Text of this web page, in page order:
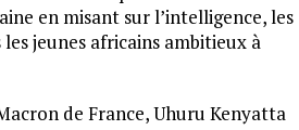
en misant sur l’intelligence, les
jeunes africains ambitieux à
de France, Uhuru Kenyatta